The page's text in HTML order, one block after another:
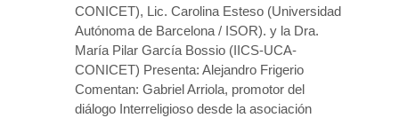
CONICET), Lic. Carolina Esteso (Universidad
Autónoma de Barcelona / ISOR). y la Dra.
María Pilar García Bossio (IICS-UCA-
CONICET) Presenta: Alejandro Frigerio
Comentan: Gabriel Arriola, promotor del
diálogo Interreligioso desde la asociación